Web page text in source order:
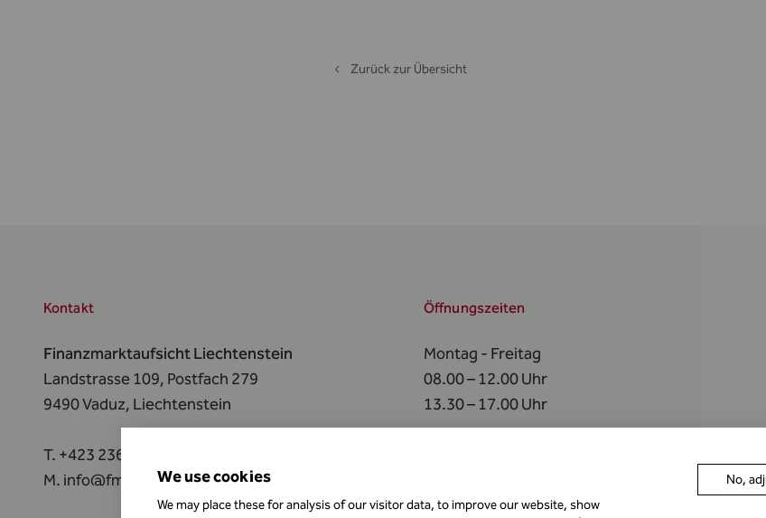
Zurück zur Übersicht
Kontakt
Finanzmarktaufsicht Liechtenstein
Landstrasse 109, Postfach 279
9490 Vaduz, Liechtenstein
T. +423 236 73 73
M. info@fma-li.li
Öffnungszeiten
Montag - Freitag
08.00 – 12.00 Uhr
13.30 – 17.00 Uhr
We use cookies
We may place these for analysis of our visitor data, to improve our website, show
No,